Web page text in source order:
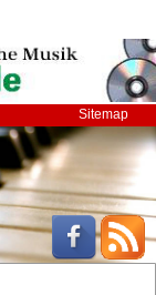
Sitemap